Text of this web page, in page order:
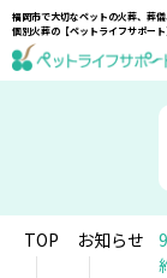
福岡市で大切なペットの火葬、葬
個別火葬の【ペットライフサポート
TOP お知らせ